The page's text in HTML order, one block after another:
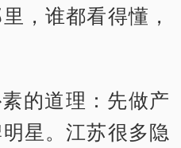
，谁都看得懂，
的道理：先做产
星。江苏很多隐